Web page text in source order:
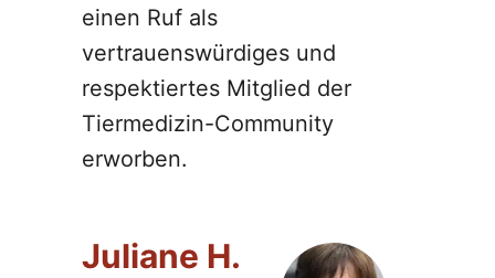
einen Ruf als
vertrauenswürdiges und
respektiertes Mitglied der
Tiermedizin-Community
erworben.
Juliane H.